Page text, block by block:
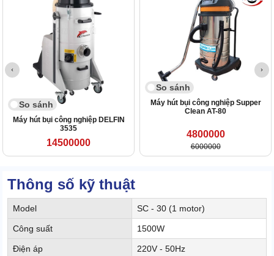
So sánh
Máy hút bụi công nghiệp DELFIN
3535
14500000
So sánh
Máy hút bụi công nghiệp Supper
Clean AT-80
4800000
6000000
Thông số kỹ thuật
Model SC - 30 (1 motor)
Công suất 1500W
Điện áp 220V - 50Hz